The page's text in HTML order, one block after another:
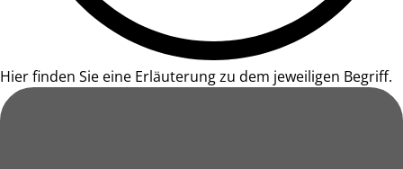
Hier finden Sie eine Erläuterung zu dem jeweiligen Begriff.